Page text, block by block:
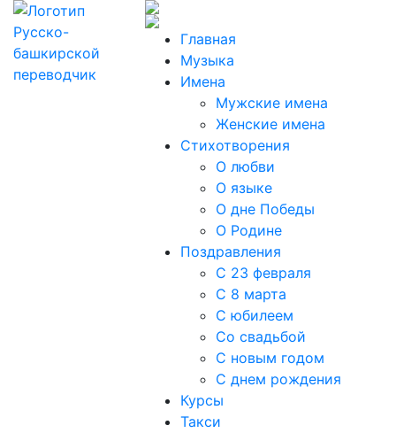
Главная
Музыка
Имена
Мужские имена
Женские имена
Стихотворения
О любви
О языке
О дне Победы
О Родине
Поздравления
С 23 февраля
С 8 марта
С юбилеем
Со свадьбой
С новым годом
С днем рождения
Курсы
Такси